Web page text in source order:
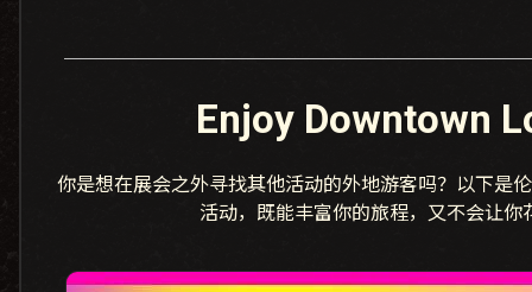
Enjoy Downtown
你是想在展会之外寻找其他活动的外地游客吗？以下是
活动，既能丰富你的旅程，又不会让你